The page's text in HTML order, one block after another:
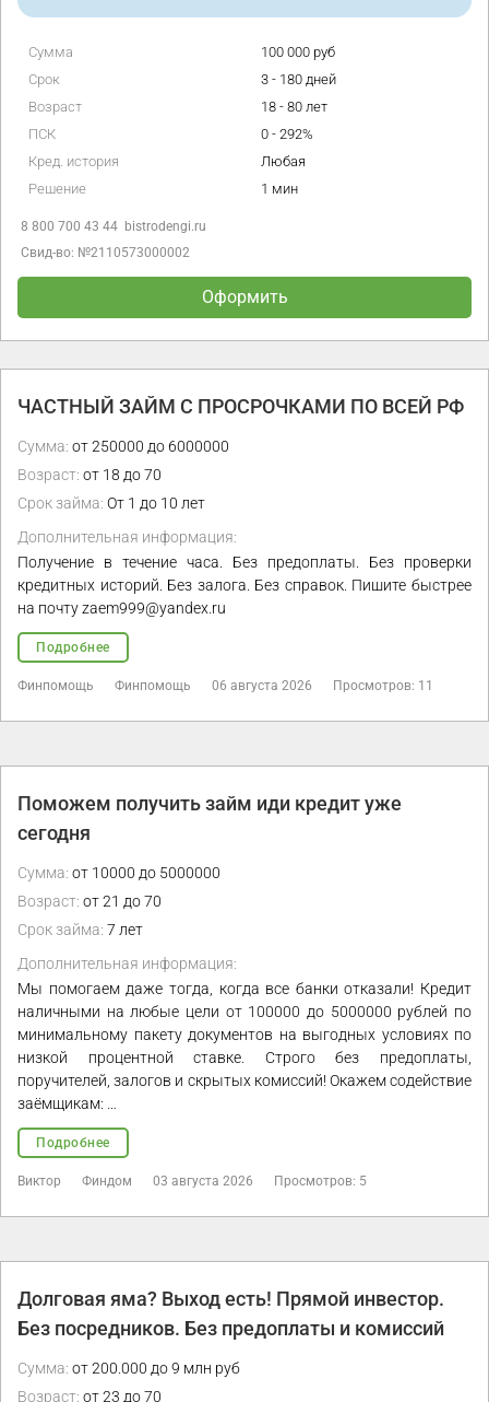
Сумма
100 000 руб
Срок
3 - 180 дней
Возраст
18 - 80 лет
ПСК
0 - 292%
Кред. история
Любая
Решение
1 мин
8 800 700 43 44 bistrodengi.ru
Свид-во: №2110573000002
Оформить
ЧАСТНЫЙ ЗАЙМ С ПРОСРОЧКАМИ ПО ВСЕЙ РФ
Сумма: от 250000 до 6000000
Возраст: от 18 до 70
Срок займа: От 1 до 10 лет
Дополнительная информация:
Получение в течение часа. Без предоплаты. Без проверки
кредитных историй. Без залога. Без справок. Пишите быстрее
на почту zaem999@yandex.ru
Подробнее
Финпомощь Финпомощь 06 августа 2026 Просмотров: 11
Поможем получить займ иди кредит уже
сегодня
Сумма: от 10000 до 5000000
Возраст: от 21 до 70
Срок займа: 7 лет
Дополнительная информация:
Мы помогаем даже тогда, когда все банки отказали! Кредит
наличными на любые цели от 100000 до 5000000 рублей по
минимальному пакету документов на выгодных условиях по
низкой процентной ставке. Строго без предоплаты,
поручителей, залогов и скрытых комиссий! Окажем содействие
заёмщикам: …
Подробнее
Виктор Финдом 03 августа 2026 Просмотров: 5
Долговая яма? Выход есть! Прямой инвестор.
Без посредников. Без предоплаты и комиссий
Сумма: от 200.000 до 9 млн руб
Возраст: от 23 до 70